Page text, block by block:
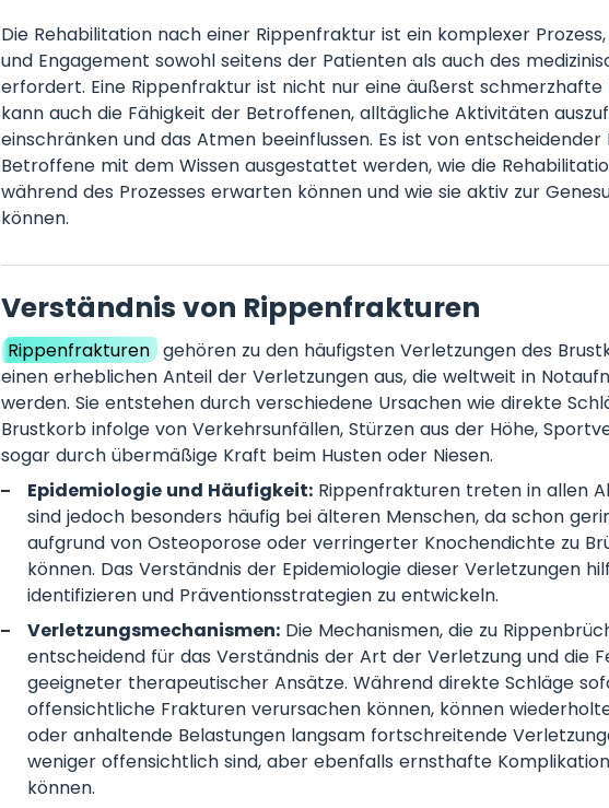
Die Rehabilitation nach einer Rippenfraktur ist ein komplexer
und Engagement sowohl seitens der Patienten als auch des
erfordert. Eine Rippenfraktur ist nicht nur eine äußerst schmerzhafte
kann auch die Fähigkeit der Betroffenen, alltägliche Aktivitäten
einschränken und das Atmen beeinflussen. Es ist von entscheidender
Betroffene mit dem Wissen ausgestattet werden, wie die
während des Prozesses erwarten können und wie sie aktiv zur
können.
Verständnis von Rippenfrakturen
Rippenfrakturen gehören zu den häufigsten Verletzungen des
einen erheblichen Anteil der Verletzungen aus, die weltweit in
werden. Sie entstehen durch verschiedene Ursachen wie direkte
Brustkorb infolge von Verkehrsunfällen, Stürzen aus der Höhe,
sogar durch übermäßige Kraft beim Husten oder Niesen.
Epidemiologie und Häufigkeit:Rippenfrakturen treten in allen
sind jedoch besonders häufig bei älteren Menschen, da schon
aufgrund von Osteoporose oder verringerter Knochendichte zu
können. Das Verständnis der Epidemiologie dieser Verletzungen
identifizieren und Präventionsstrategien zu entwickeln.
Verletzungsmechanismen:Die Mechanismen, die zu
entscheidend für das Verständnis der Art der Verletzung und die
geeigneter therapeutischer Ansätze. Während direkte Schläge
offensichtliche Frakturen verursachen können, können
oder anhaltende Belastungen langsam fortschreitende
weniger offensichtlich sind, aber ebenfalls ernsthafte
können.